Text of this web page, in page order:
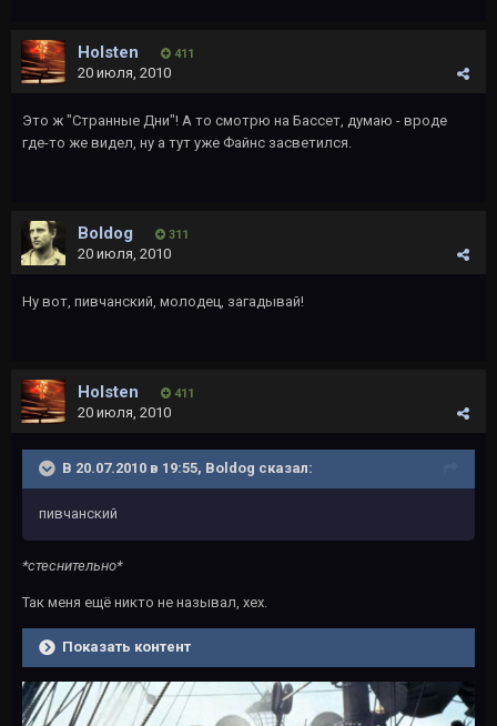
Holsten 411
20 июля, 2010
Это ж "Странные Дни"! А то смотрю на Бассет, думаю - вроде
где-то же видел, ну а тут уже Файнс засветился.
Boldog 311
20 июля, 2010
Ну вот, пивчанский, молодец, загадывай!
Holsten 411
20 июля, 2010
В 20.07.2010 в 19:55, Boldog сказал:
пивчанский
*стеснительно*
Так меня ещё никто не называл, хех.
Показать контент